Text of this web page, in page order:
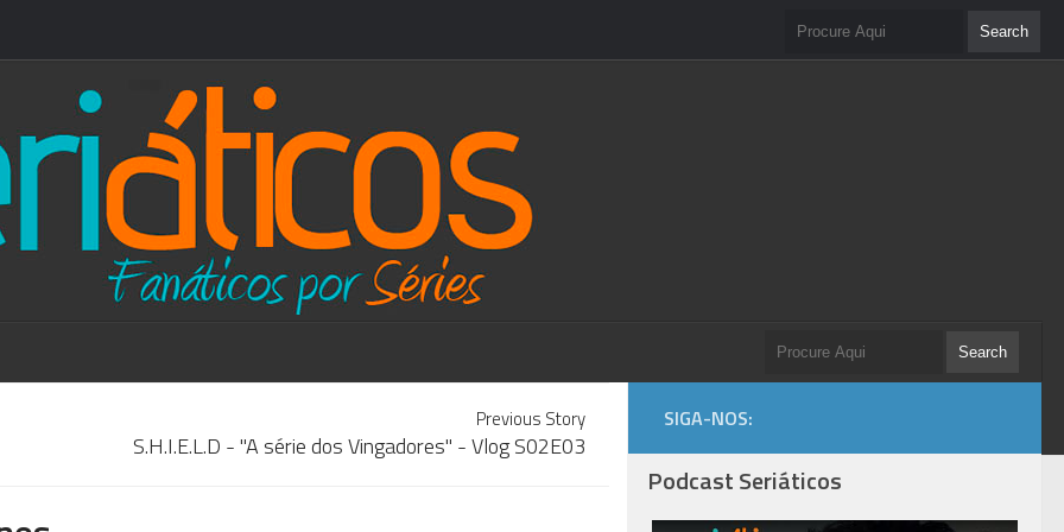
Previous Story
S.H.I.E.L.D - "A série dos Vingadores" - Vlog S02E03
SIGA-NOS:
Podcast Seriáticos